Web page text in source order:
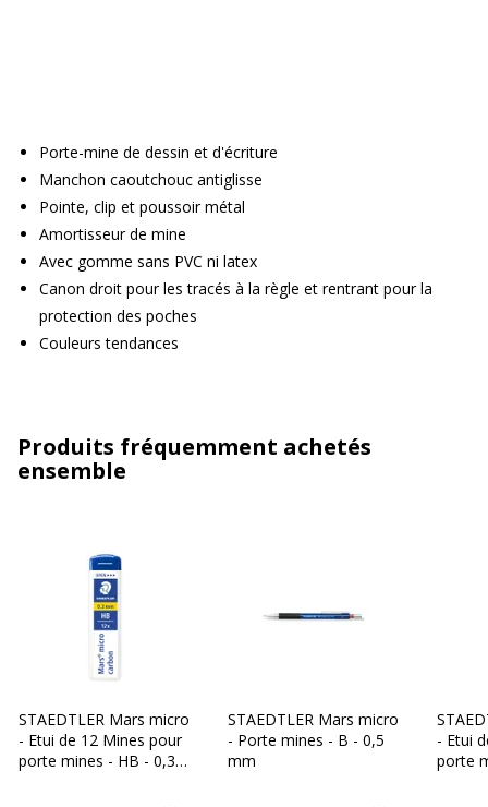
Porte-mine de dessin et d'écriture
Manchon caoutchouc antiglisse
Pointe, clip et poussoir métal
Amortisseur de mine
Avec gomme sans PVC ni latex
Canon droit pour les tracés à la règle et rentrant pour la
protection des poches
Couleurs tendances
Produits fréquemment achetés
ensemble
STAEDTLER Mars micro
- Etui de 12 Mines pour
porte mines - HB - 0,3
STAEDTLER Mars micro
- Porte mines - B - 0,5
mm
- Etui
porte